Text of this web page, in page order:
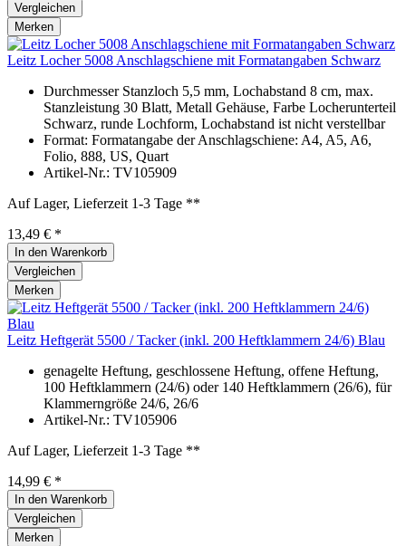
Vergleichen
Merken
Leitz Locher 5008 Anschlagschiene mit Formatangaben Schwarz
Durchmesser Stanzloch 5,5 mm, Lochabstand 8 cm, max.
Stanzleistung 30 Blatt, Metall Gehäuse, Farbe Locherunterteil
Schwarz, runde Lochform, Lochabstand ist nicht verstellbar
Format: Formatangabe der Anschlagschiene: A4, A5, A6,
Folio, 888, US, Quart
Artikel-Nr.: TV105909
Auf Lager, Lieferzeit 1-3 Tage **
13,49 € *
In den Warenkorb
Vergleichen
Merken
Leitz Heftgerät 5500 / Tacker (inkl. 200 Heftklammern 24/6) Blau
genagelte Heftung, geschlossene Heftung, offene Heftung,
100 Heftklammern (24/6) oder 140 Heftklammern (26/6), für
Klammerngröße 24/6, 26/6
Artikel-Nr.: TV105906
Auf Lager, Lieferzeit 1-3 Tage **
14,99 € *
In den Warenkorb
Vergleichen
Merken